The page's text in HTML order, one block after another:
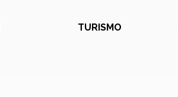
TURISMO